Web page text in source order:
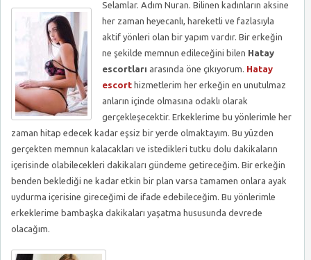
Selamlar. Adım Nuran. Bilinen kadınların aksine
her zaman heyecanlı, hareketli ve fazlasıyla
aktif yönleri olan bir yapım vardır. Bir erkeğin
ne şekilde memnun edileceğini bilen Hatay
escortları arasında öne çıkıyorum. Hatay
escort hizmetlerim her erkeğin en unutulmaz
anların içinde olmasına odaklı olarak
gerçekleşecektir. Erkeklerime bu yönlerimle her
zaman hitap edecek kadar eşsiz bir yerde olmaktayım. Bu yüzden
gerçekten memnun kalacakları ve istedikleri tutku dolu dakikaların
içerisinde olabilecekleri dakikaları gündeme getireceğim. Bir erkeğin
benden beklediği ne kadar etkin bir plan varsa tamamen onlara ayak
uydurma içerisine gireceğimi de ifade edebileceğim. Bu yönlerimle
erkeklerime bambaşka dakikaları yaşatma hususunda devrede
olacağım.